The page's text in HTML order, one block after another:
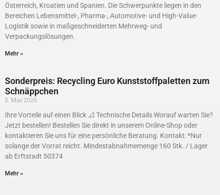
Österreich, Kroatien und Spanien. Die Schwerpunkte liegen in den
Bereichen Lebensmittel-, Pharma-, Automotive- und High-Value-
Logistik sowie in maßgeschneiderten Mehrweg- und
Verpackungslösungen.
Mehr »
Sonderpreis: Recycling Euro Kunststoffpaletten zum
Schnäppchen
5. Mai 2025
Ihre Vorteile auf einen Blick 📐 Technische Details Worauf warten Sie?
Jetzt bestellen! Bestellen Sie direkt in unserem Online-Shop oder
kontaktieren Sie uns für eine persönliche Beratung. Kontakt: *Nur
solange der Vorrat reicht. Mindestabnahmemenge 160 Stk. / Lager
ab Erftstadt 50374
Mehr »